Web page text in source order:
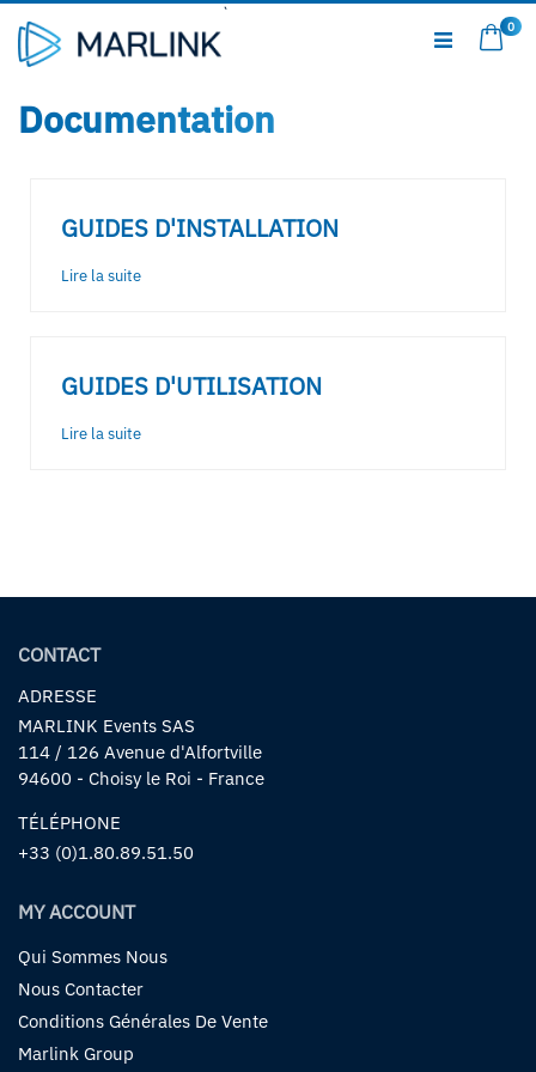
au
contenu
0
Documentation
GUIDES D'INSTALLATION
Lire la suite
GUIDES D'UTILISATION
Lire la suite
CONTACT
ADRESSE
MARLINK Events SAS
114 / 126 Avenue d'Alfortville
94600 - Choisy le Roi - France
TÉLÉPHONE
+33 (0)1.80.89.51.50
MY ACCOUNT
Qui Sommes Nous
Nous Contacter
Conditions Générales De Vente
Marlink Group